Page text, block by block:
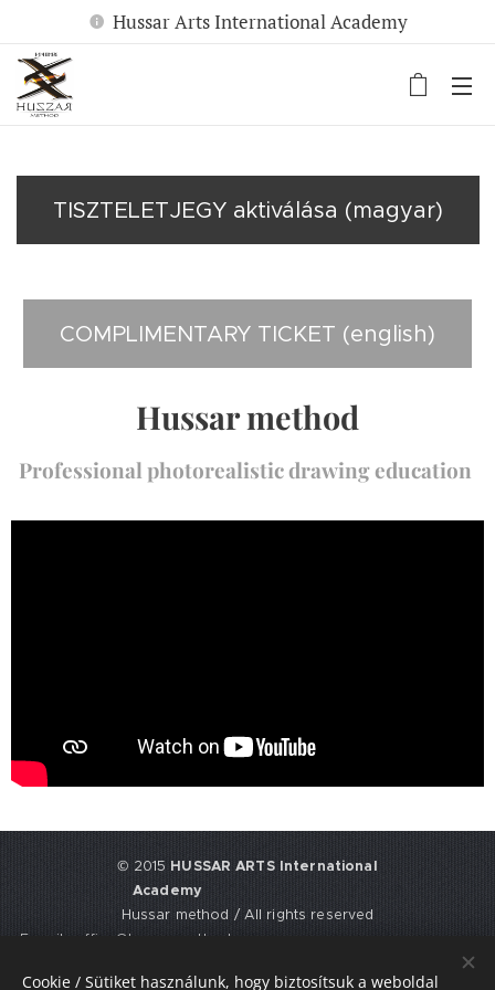
Hussar Arts International Academy
TISZTELETJEGY aktiválása (magyar)
COMPLIMENTARY TICKET (english)
Hussar method
Professional photorealistic drawing education
© 2015 HUSSAR ARTS International
Academy
Hussar method / All rights reserved
E-mail: office@hussarmethod.com
Flat 3, 9. Fisher Place, EH17 8UY,
Cookie / Sütiket használunk, hogy biztosítsuk a weboldal